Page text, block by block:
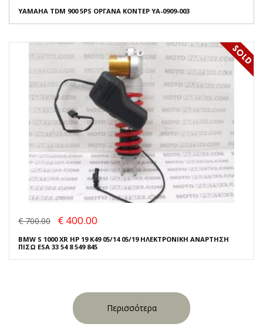
YAMAHA TDM 900 5PS ΟΡΓΑΝΑ ΚΟΝΤΕΡ YA-0909-003
€ 700.00 € 400.00
BMW S 1000 XR HP 19 K49 05/14 05/19 ΗΛΕΚΤΡΟΝΙΚΗ ΑΝΑΡΤΗΣΗ
ΠΙΣΩ ESA 33 54 8 549 845
Περισσότερα